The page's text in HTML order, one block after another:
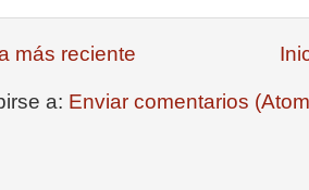
más reciente
a: Enviar comentarios